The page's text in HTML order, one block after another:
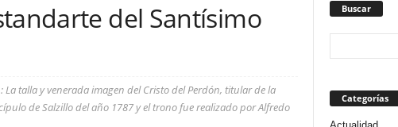
del Santísimo
talla y venerada imagen del Cristo del Perdón, titular de la
de Salzillo del año 1787 y el trono fue realizado por Alfredo
Buscar
Categorías